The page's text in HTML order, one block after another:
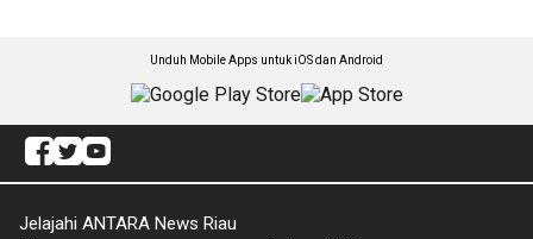
Unduh Mobile Apps untuk iOS dan Android
Jelajahi ANTARA News Riau